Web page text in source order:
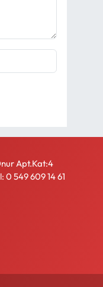
Apt.Kat:4
0 549 609 14 61